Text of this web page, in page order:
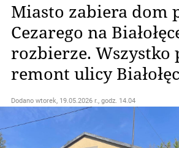
Miasto zabiera dom
Cezarego na
rozbierze. Wszystko
remont ulicy
Dodano wtorek, 19.05.2026 r., godz. 14.04